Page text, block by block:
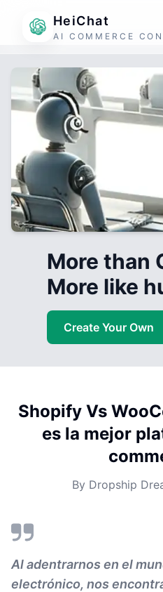
HeiChat
AI COMMERCE
More than
More like
Create Your Own
Shopify Vs
es la mejor
By Dropship
Al adentrarnos en el
electrónico, nos